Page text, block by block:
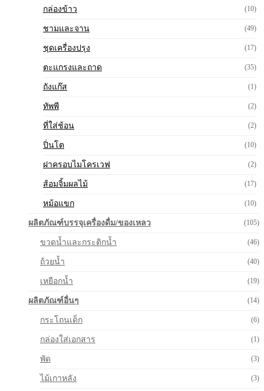
กล่องข้าว (10)
ชามและจาน (49)
ชุดเครื่องปรุง (17)
ตะแกรงและถาด (35)
ถังแก๊ส (1)
ทัพพี (2)
ที่ใส่ช้อน (2)
ปิ่นโต (10)
ฝาครอบไมโครเวฟ (2)
ส้อมจิ้มผลไม้ (17)
หม้อแขก (10)
ผลิตภัณฑ์บรรจุเครื่องดื่ม/ของเหลว (105)
ขวดน้ำและกระติกน้ำ (46)
ถ้วยน้ำ (40)
เหยือกน้ำ (19)
ผลิตภัณฑ์อื่นๆ (14)
กระโถนเด็ก (6)
กล่องใส่เอกสาร (1)
พัด (3)
ไม้เกาหลัง (3)